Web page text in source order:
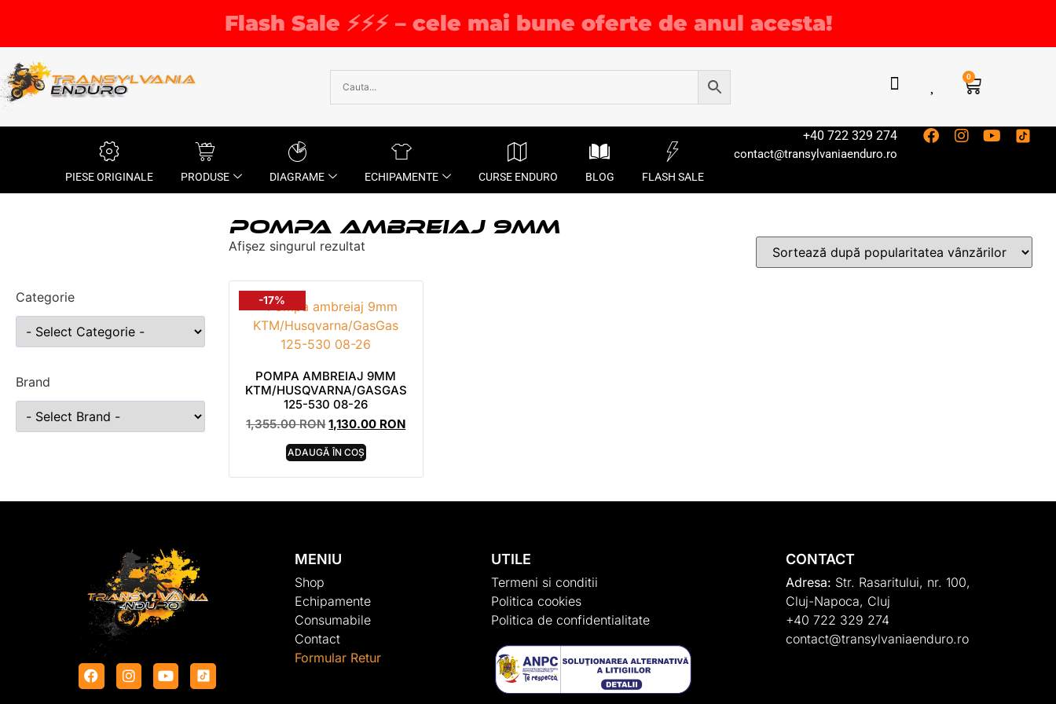
Flash Sale ⚡⚡⚡ – cele mai bune oferte de anul acesta!
0
PIESE ORIGINALE PRODUSE DIAGRAME ECHIPAMENTE CURSE ENDURO BLOG FLASH SALE
+40 722 329 274
contact@transylvaniaenduro.ro
Categorie
Brand
POMPA AMBREIAJ 9MM
Afișez singurul rezultat
-17%
POMPA AMBREIAJ 9MM
KTM/HUSQVARNA/GASGAS
125-530 08-26
1,355.00RON 1,130.00 RON
ADAUGĂ ÎN COȘ
MENIU
Shop
Echipamente
Consumabile
Contact
Formular Retur
UTILE
Termeni si conditii
Politica cookies
Politica de confidentialitate
CONTACT
Adresa: Str. Rasaritului, nr. 100,
Cluj-Napoca, Cluj
+40 722 329 274
contact@transylvaniaenduro.ro